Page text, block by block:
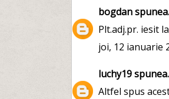
bogdan
Plt.adj.pr. iesit
joi, 12 ianuarie
luchy19
Altfel spus